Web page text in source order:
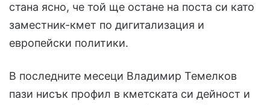
стана ясно, че той ще остане на поста си като
заместник-кмет по дигитализация и
европейски политики.
В последните месеци Владимир Темелков
пази нисък профил в кметската си дейност и